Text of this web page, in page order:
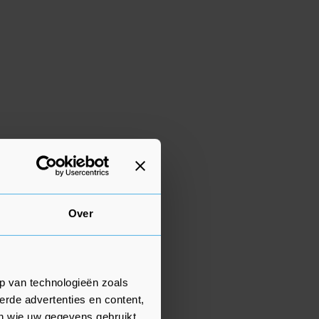
Over
van technologieën zoals
advertenties en content,
wie uw gegevens gebruikt